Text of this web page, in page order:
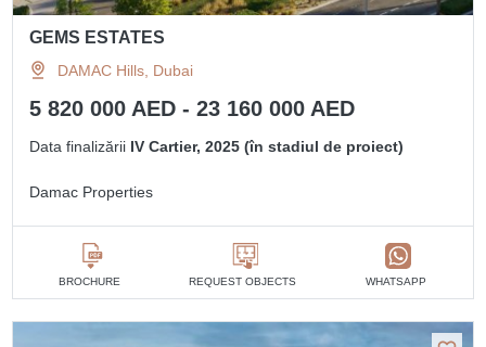
GEMS ESTATES
DAMAC Hills, Dubai
5 820 000 AED - 23 160 000 AED
Data finalizării IV Cartier, 2025 (în stadiul de proiect)
Damac Properties
BROCHURE REQUEST OBJECTS WHATSAPP